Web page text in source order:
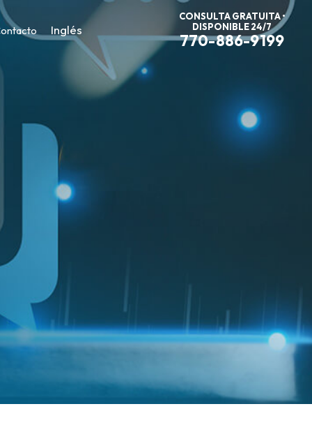
Inglés
CONSULTA GRATUITA •
DISPONIBLE 24/7
770-886-9199